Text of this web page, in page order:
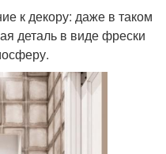
к декору: даже в таком
деталь в виде фрески